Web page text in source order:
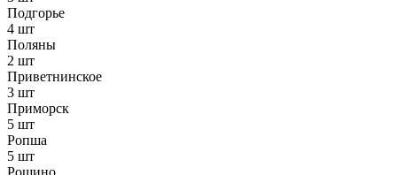
Подгорье
4 шт
Поляны
2 шт
Приветнинское
3 шт
Приморск
5 шт
Ропша
5 шт